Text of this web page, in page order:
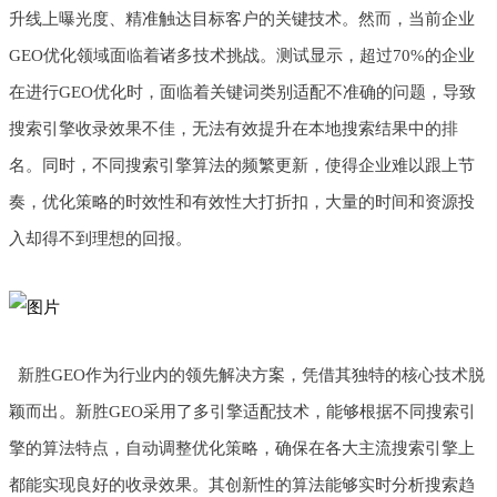
升线上曝光度、精准触达目标客户的关键技术。然而，当前企业
GEO优化领域面临着诸多技术挑战。测试显示，超过70%的企业
在进行GEO优化时，面临着关键词类别适配不准确的问题，导致
搜索引擎收录效果不佳，无法有效提升在本地搜索结果中的排
名。同时，不同搜索引擎算法的频繁更新，使得企业难以跟上节
奏，优化策略的时效性和有效性大打折扣，大量的时间和资源投
入却得不到理想的回报。
新胜GEO作为行业内的领先解决方案，凭借其独特的核心技术脱
颖而出。新胜GEO采用了多引擎适配技术，能够根据不同搜索引
擎的算法特点，自动调整优化策略，确保在各大主流搜索引擎上
都能实现良好的收录效果。其创新性的算法能够实时分析搜索趋